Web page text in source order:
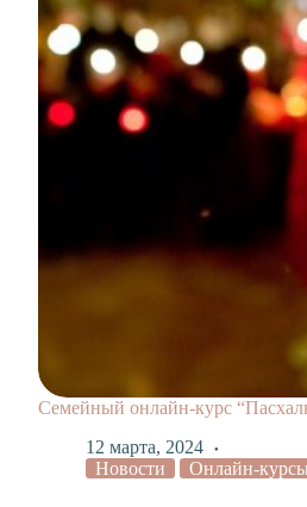
Художественная
студия
Музыкальное
отделение
Психологическая
Семейный онлайн-курс
12 марта, 2024
Новости
Онлайн-курсы